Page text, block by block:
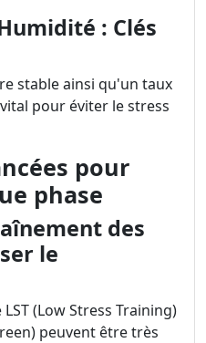
: Clés
stable ainsi qu'un taux
pour éviter le stress
pour
phase
des
le
(Low Stress Training)
peuvent être très